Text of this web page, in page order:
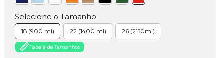
Selecione o Tamanho:
18 (900 ml) 22 (1400 ml) 26 (2150ml)
Tabela de Tamanhos